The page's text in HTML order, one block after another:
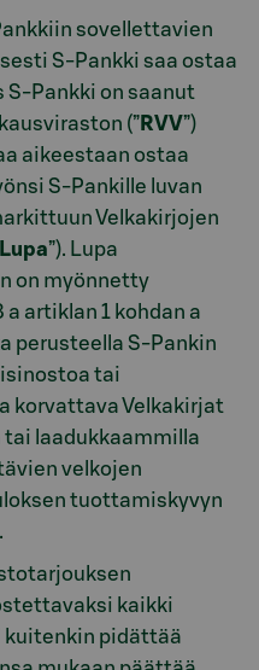
sovellettavien
S-Pankki saa ostaa
Pankki on saanut
(” RVV”)
aikeestaan ostaa
S-Pankille luvan
Velkakirjojen
Lupa”). Lupa
on myönnetty
a artiklan 1 kohdan a
perusteella S-Pankin
tai
korvattava Velkakirjat
laadukkaammilla
velkojen
tuottamiskyvyn
kaikki
kuitenkin pidättää